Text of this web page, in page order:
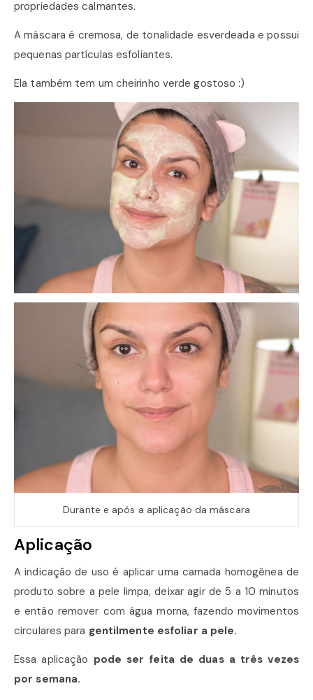
propriedades calmantes.
A máscara é cremosa, de tonalidade esverdeada e possui
pequenas partículas esfoliantes.
Ela também tem um cheirinho verde gostoso :)
Durante e após a aplicação da máscara
Aplicação
A indicação de uso é aplicar uma camada homogênea de
produto sobre a pele limpa, deixar agir de 5 a 10 minutos
e então remover com água morna, fazendo movimentos
circulares para gentilmente esfoliar a pele.
Essa aplicação pode ser feita de duas a três vezes
por semana.